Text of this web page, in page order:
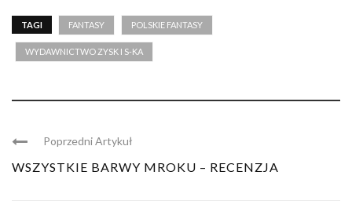
TAGI FANTASY POLSKIE FANTASY
WYDAWNICTWO ZYSK I S-KA
Poprzedni Artykuł
WSZYSTKIE BARWY MROKU – RECENZJA